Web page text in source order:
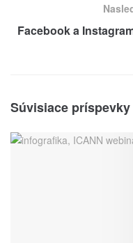
Facebook a
Súvisiace príspevky